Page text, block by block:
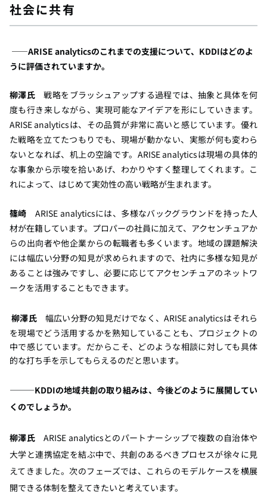
社会に共有
――ARISE analyticsのこれまでの支援について、KDDIはどのよ
うに評価されていますか。
柳澤氏 戦略をブラッシュアップする過程では、抽象と具体を何
度も行き来しながら、実現可能なアイデアを形にしていきます。
ARISE analyticsは、その品質が非常に高いと感じています。優れ
た戦略を立てたつもりでも、現場が動かない、実態が何も変わら
ないとなれば、机上の空論です。ARISE analyticsは現場の具体的
な事象から示唆を拾いあげ、わかりやすく整理してくれます。こ
れによって、はじめて実効性の高い戦略が生まれます。
篠崎 ARISE analyticsには、多様なバックグラウンドを持った人
材が在籍しています。プロパーの社員に加えて、アクセンチュアか
らの出向者や他企業からの転職者も多くいます。地域の課題解決
には幅広い分野の知見が求められますので、社内に多様な知見が
あることは強みですし、必要に応じてアクセンチュアのネットワ
ークを活用することもできます。
柳澤氏幅広い分野の知見だけでなく、ARISE analyticsはそれら
を現場でどう活用するかを熟知していることも、プロジェクトの
中で感じています。だからこそ、どのような相談に対しても具体
的な打ち手を示してもらえるのだと思います。
―――KDDIの地域共創の取り組みは、今後どのように展開してい
くのでしょうか。
柳澤氏ARISE analyticsとのパートナーシップで複数の自治体や
大学と連携協定を結ぶ中で、共創のあるべきプロセスが徐々に見
えてきました。次のフェーズでは、これらのモデルケースを横展
開できる体制を整えてきたいと考えています。